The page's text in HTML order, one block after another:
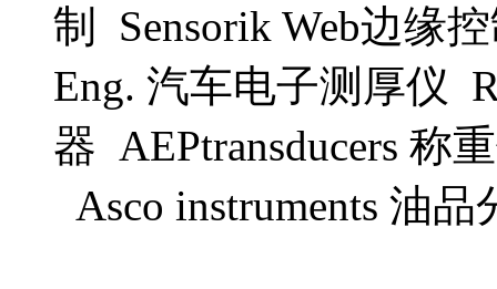
制 Sensorik Web边缘
Eng. 汽车电子测厚仪
器 AEPtransducers 称
Asco instruments 油